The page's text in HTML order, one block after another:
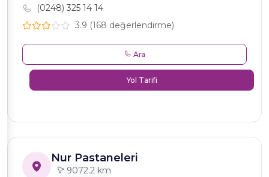
(0248) 325 14 14
3.9 (168 değerlendirme)
Ara
Yol Tarifi
Nur Pastaneleri
9072.2 km